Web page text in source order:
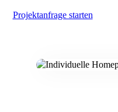
Projektanfrage starten